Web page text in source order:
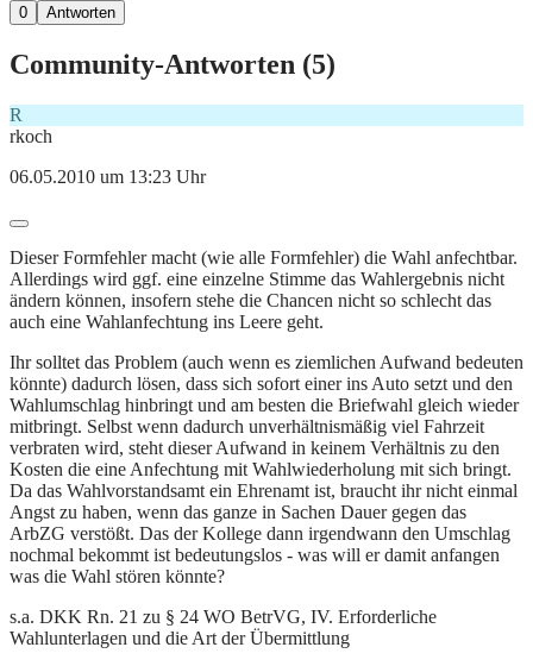
0 Antworten
Community-Antworten (5)
R
rkoch
06.05.2010 um 13:23 Uhr
Dieser Formfehler macht (wie alle Formfehler) die Wahl anfechtbar.
Allerdings wird ggf. eine einzelne Stimme das Wahlergebnis nicht
ändern können, insofern stehe die Chancen nicht so schlecht das
auch eine Wahlanfechtung ins Leere geht.
Ihr solltet das Problem (auch wenn es ziemlichen Aufwand bedeuten
könnte) dadurch lösen, dass sich sofort einer ins Auto setzt und den
Wahlumschlag hinbringt und am besten die Briefwahl gleich wieder
mitbringt. Selbst wenn dadurch unverhältnismäßig viel Fahrzeit
verbraten wird, steht dieser Aufwand in keinem Verhältnis zu den
Kosten die eine Anfechtung mit Wahlwiederholung mit sich bringt.
Da das Wahlvorstandsamt ein Ehrenamt ist, braucht ihr nicht einmal
Angst zu haben, wenn das ganze in Sachen Dauer gegen das
ArbZG verstößt. Das der Kollege dann irgendwann den Umschlag
nochmal bekommt ist bedeutungslos - was will er damit anfangen
was die Wahl stören könnte?
s.a. DKK Rn. 21 zu § 24 WO BetrVG, IV. Erforderliche
Wahlunterlagen und die Art der Übermittlung